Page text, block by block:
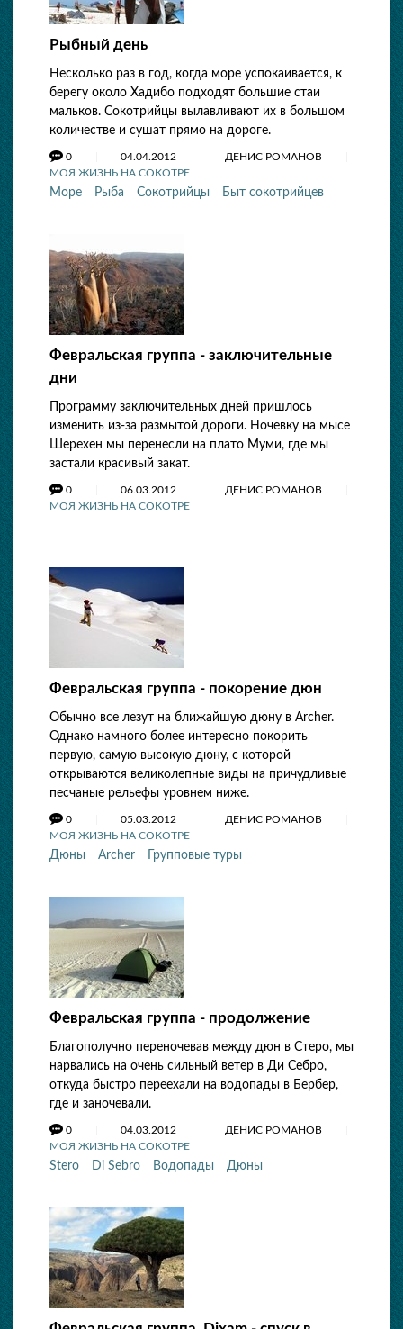
Рыбный день
Несколько раз в год, когда море успокаивается, к
берегу около Хадибо подходят большие стаи
мальков. Сокотрийцы вылавливают их в большом
количестве и сушат прямо на дороге.
0 04.04.2012
ДЕНИС РОМАНОВ
МОЯ ЖИЗНЬ НА СОКОТРЕ
Море Рыба Сокотрийцы Быт сокотрийцев
Февральская группа - заключительные
дни
Программу заключительных дней пришлось
изменить из-за размытой дороги. Ночевку на мысе
Шерехен мы перенесли на плато Муми, где мы
застали красивый закат.
0 06.03.2012
ДЕНИС РОМАНОВ
МОЯ ЖИЗНЬ НА СОКОТРЕ
Февральская группа - покорение дюн
Обычно все лезут на ближайшую дюну в Archer.
Однако намного более интересно покорить
первую, самую высокую дюну, с которой
открываются великолепные виды на причудливые
песчаные рельефы уровнем ниже.
0 05.03.2012
ДЕНИС РОМАНОВ
МОЯ ЖИЗНЬ НА СОКОТРЕ
Дюны Archer Групповые туры
Февральская группа - продолжение
Благополучно переночевав между дюн в Стеро, мы
нарвались на очень сильный ветер в Ди Себро,
откуда быстро переехали на водопады в Бербер,
где и заночевали.
0 04.03.2012
ДЕНИС РОМАНОВ
МОЯ ЖИЗНЬ НА СОКОТРЕ
Stero Di Sebro Водопады Дюны